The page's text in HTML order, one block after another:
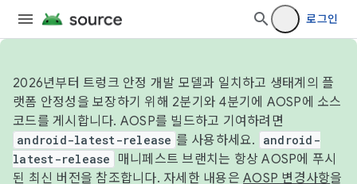
로그인
2026년부터 트렁크 안정 개발 모델과 일치하고 생태계의 플
랫폼 안정성을 보장하기 위해 2분기와 4분기에 AOSP에 소스
코드를 게시합니다. AOSP를 빌드하고 기여하려면
android-latest-release 를 사용하세요.
android-
latest-release
매니페스트 브랜치는 항상 AOSP에 푸시
된 최신 버전을 참조합니다. 자세한 내용은 AOSP 변경사항을